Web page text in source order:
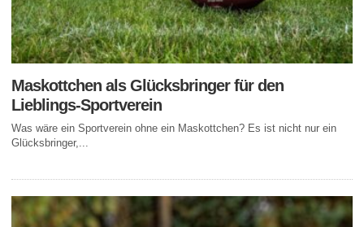
Maskottchen als Glücksbringer für den
Lieblings-Sportverein
Was wäre ein Sportverein ohne ein Maskottchen? Es ist nicht nur ein
Glücksbringer,...